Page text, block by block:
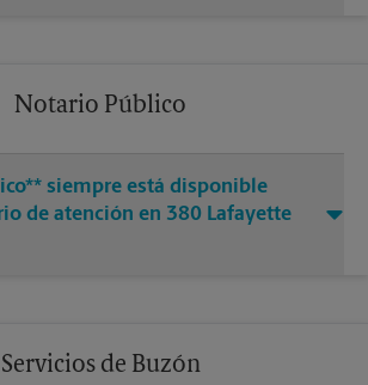
Notario Público
siempre está disponible
de atención en 380 Lafayette
Servicios de Buzón